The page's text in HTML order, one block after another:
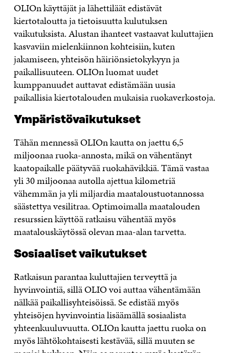
OLIOn käyttäjät ja lähettiläät edistävät
kiertotaloutta ja tietoisuutta kulutuksen
vaikutuksista. Alustan ihanteet vastaavat kuluttajien
kasvaviin mielenkiinnon kohteisiin, kuten
jakamiseen, yhteisön häiriönsietokykyyn ja
paikallisuuteen. OLIOn luomat uudet
kumppanuudet auttavat edistämään uusia
paikallisia kiertotalouden mukaisia ruokaverkostoja.
Ympäristövaikutukset
Tähän mennessä OLIOn kautta on jaettu 6,5
miljoonaa ruoka-annosta, mikä on vähentänyt
kaatopaikalle päätyvää ruokahävikkiä. Tämä vastaa
yli 30 miljoonaa autolla ajettua kilometriä
vähemmän ja yli miljardia maataloustuotannossa
säästettya vesilitraa. Optimoimalla maatalouden
resurssien käyttöä ratkaisu vähentää myös
maatalouskäytössä olevan maa-alan tarvetta.
Sosiaaliset vaikutukset
Ratkaisun parantaa kuluttajien terveyttä ja
hyvinvointiä, sillä OLIO voi auttaa vähentämään
nälkää paikallisyhteisöissä. Se edistää myös
yhteisöjen hyvinvointia lisäämällä sosiaalista
yhteenkuuluvuutta. OLIOn kautta jaettu ruoka on
myös lähtökohtaisesti kestävää, sillä muuten se